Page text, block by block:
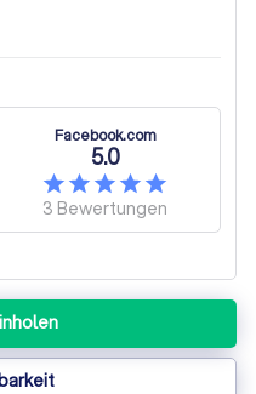
Facebook.com
5.0
3 Bewertungen